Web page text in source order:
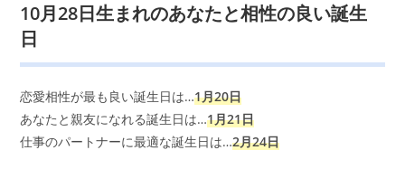
10月28日生まれのあなたと相性の良い誕生
日
恋愛相性が最も良い誕生日は…1月20日
あなたと親友になれる誕生日は…1月21日
仕事のパートナーに最適な誕生日は…2月24日